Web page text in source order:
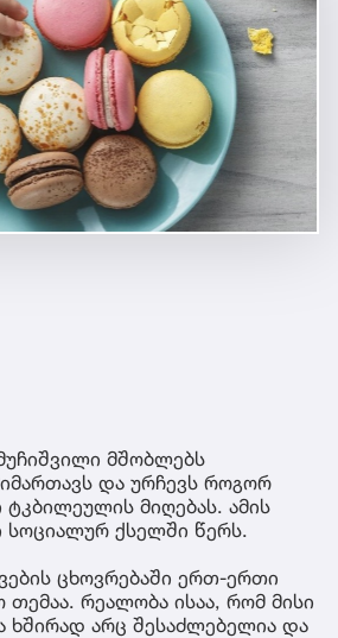
მშობლებს
და ურჩევს როგორ
ტკბილეულის მიღებას. ამის
სოციალურ ქსელში წერს.
ცხოვრებაში ერთ-ერთი
თემაა. რეალობა ისაა, რომ მისი
ხშირად არც შესაძლებელია და